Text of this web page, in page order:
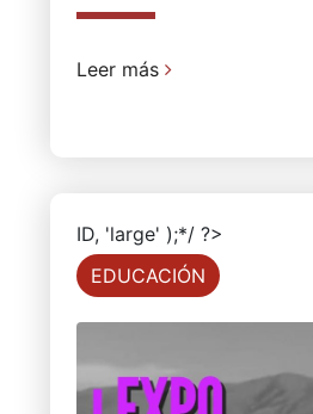
Leer más
ID, 'large' );*/ ?>
EDUCACIÓN